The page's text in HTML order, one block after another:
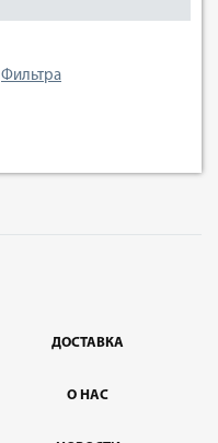
Фильтра
ДОСТАВКА
О НАС